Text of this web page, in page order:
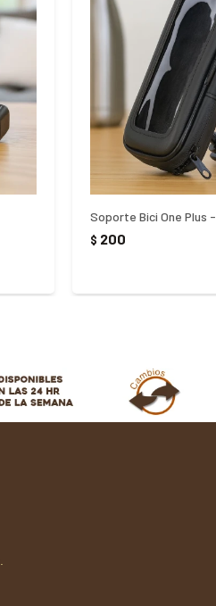
Soporte Bici One Plus -
$ 200